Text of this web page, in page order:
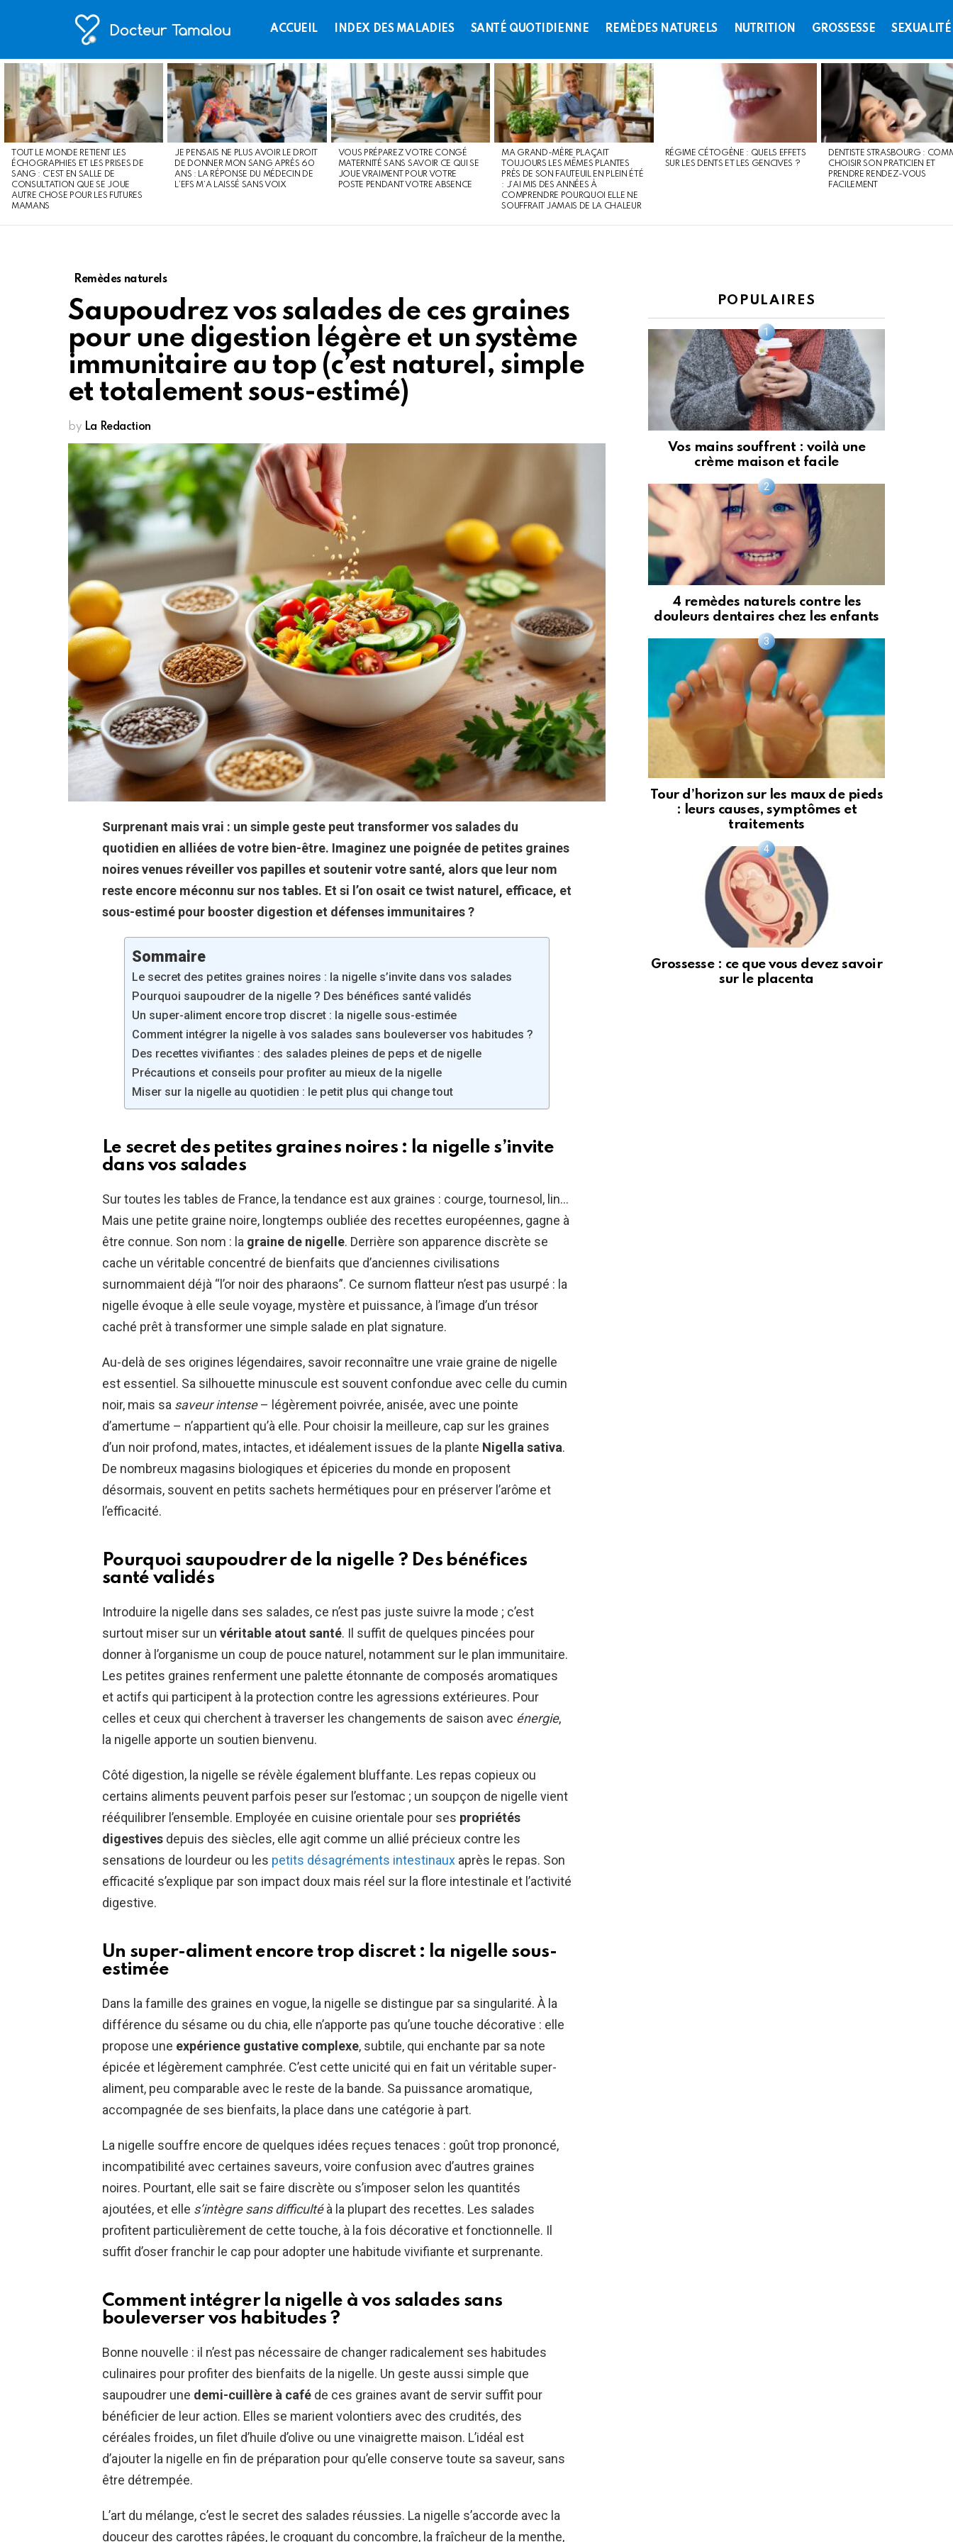
ACCUEIL INDEX DES MALADIES SANTÉ QUOTIDIENNE REMÈDES NATURELS NUTRITION GROSSESSE SEXUALITÉ
LATEST
STORIES
TOUT LE MONDE RETIENT LES
ÉCHOGRAPHIES ET LES PRISES DE
SANG : C’EST EN SALLE DE
CONSULTATION QUE SE JOUE
AUTRE CHOSE POUR LES FUTURES
MAMANS
JE PENSAIS NE PLUS AVOIR LE DROIT
DE DONNER MON SANG APRÈS 60
ANS : LA RÉPONSE DU MÉDECIN DE
L’EFS M’A LAISSÉ SANS VOIX
VOUS PRÉPAREZ VOTRE CONGÉ
MATERNITÉ SANS SAVOIR CE QUI SE
JOUE VRAIMENT POUR VOTRE
POSTE PENDANT VOTRE ABSENCE
MA GRAND-MÈRE PLAÇAIT
TOUJOURS LES MÊMES PLANTES
PRÈS DE SON FAUTEUIL EN PLEIN ÉTÉ
: J’AI MIS DES ANNÉES À
COMPRENDRE POURQUOI ELLE NE
SOUFFRAIT JAMAIS DE LA CHALEUR
RÉGIME CÉTOGÈNE : QUELS EFFETS
SUR LES DENTS ET LES GENCIVES ?
DENTISTE STRASBOURG :
CHOISIR SON PRATICIEN ET
PRENDRE RENDEZ-VOUS
FACILEMENT
Remèdes naturels
Saupoudrez vos salades de ces graines
pour une digestion légère et un système
immunitaire au top (c’est naturel, simple
et totalement sous-estimé)
by La Redaction
Surprenant mais vrai : un simple geste peut transformer vos salades du
quotidien en alliées de votre bien-être. Imaginez une poignée de petites graines
noires venues réveiller vos papilles et soutenir votre santé, alors que leur nom
reste encore méconnu sur nos tables. Et si l’on osait ce twist naturel, efficace, et
sous-estimé pour booster digestion et défenses immunitaires ?
Sommaire
Le secret des petites graines noires : la nigelle s’invite dans vos salades
Pourquoi saupoudrer de la nigelle ? Des bénéfices santé validés
Un super-aliment encore trop discret : la nigelle sous-estimée
Comment intégrer la nigelle à vos salades sans bouleverser vos habitudes ?
Des recettes vivifiantes : des salades pleines de peps et de nigelle
Précautions et conseils pour profiter au mieux de la nigelle
Miser sur la nigelle au quotidien : le petit plus qui change tout
Le secret des petites graines noires : la nigelle s’invite
dans vos salades
Sur toutes les tables de France, la tendance est aux graines : courge, tournesol, lin…
Mais une petite graine noire, longtemps oubliée des recettes européennes, gagne à
être connue. Son nom : la graine de nigelle. Derrière son apparence discrète se
cache un véritable concentré de bienfaits que d’anciennes civilisations
surnommaient déjà “l’or noir des pharaons”. Ce surnom flatteur n’est pas usurpé : la
nigelle évoque à elle seule voyage, mystère et puissance, à l’image d’un trésor
caché prêt à transformer une simple salade en plat signature.
Au-delà de ses origines légendaires, savoir reconnaître une vraie graine de nigelle
est essentiel. Sa silhouette minuscule est souvent confondue avec celle du cumin
noir, mais sa saveur intense– légèrement poivrée, anisée, avec une pointe
d’amertume – n’appartient qu’à elle. Pour choisir la meilleure, cap sur les graines
d’un noir profond, mates, intactes, et idéalement issues de la plante Nigella sativa.
De nombreux magasins biologiques et épiceries du monde en proposent
désormais, souvent en petits sachets hermétiques pour en préserver l’arôme et
l’efficacité.
Pourquoi saupoudrer de la nigelle ? Des bénéfices
santé validés
Introduire la nigelle dans ses salades, ce n’est pas juste suivre la mode ; c’est
surtout miser sur un véritable atout santé. Il suffit de quelques pincées pour
donner à l’organisme un coup de pouce naturel, notamment sur le plan immunitaire.
Les petites graines renferment une palette étonnante de composés aromatiques
et actifs qui participent à la protection contre les agressions extérieures. Pour
celles et ceux qui cherchent à traverser les changements de saison avec énergie,
la nigelle apporte un soutien bienvenu.
Côté digestion, la nigelle se révèle également bluffante. Les repas copieux ou
certains aliments peuvent parfois peser sur l’estomac ; un soupçon de nigelle vient
rééquilibrer l’ensemble. Employée en cuisine orientale pour ses propriétés
digestives depuis des siècles, elle agit comme un allié précieux contre les
sensations de lourdeur ou les petits désagréments intestinaux après le repas. Son
efficacité s’explique par son impact doux mais réel sur la flore intestinale et l’activité
digestive.
Un super-aliment encore trop discret : la nigelle sous-
estimée
Dans la famille des graines en vogue, la nigelle se distingue par sa singularité. À la
différence du sésame ou du chia, elle n’apporte pas qu’une touche décorative : elle
propose une expérience gustative complexe, subtile, qui enchante par sa note
épicée et légèrement camphrée. C’est cette unicité qui en fait un véritable super-
aliment, peu comparable avec le reste de la bande. Sa puissance aromatique,
accompagnée de ses bienfaits, la place dans une catégorie à part.
La nigelle souffre encore de quelques idées reçues tenaces : goût trop prononcé,
incompatibilité avec certaines saveurs, voire confusion avec d’autres graines
noires. Pourtant, elle sait se faire discrète ou s’imposer selon les quantités
ajoutées, et elle s’intègre sans difficultéà la plupart des recettes. Les salades
profitent particulièrement de cette touche, à la fois décorative et fonctionnelle. Il
suffit d’oser franchir le cap pour adopter une habitude vivifiante et surprenante.
Comment intégrer la nigelle à vos salades sans
bouleverser vos habitudes ?
Bonne nouvelle : il n’est pas nécessaire de changer radicalement ses habitudes
culinaires pour profiter des bienfaits de la nigelle. Un geste aussi simple que
saupoudrer une demi-cuillère à café de ces graines avant de servir suffit pour
bénéficier de leur action. Elles se marient volontiers avec des crudités, des
céréales froides, un filet d’huile d’olive ou une vinaigrette maison. L’idéal est
d’ajouter la nigelle en fin de préparation pour qu’elle conserve toute sa saveur, sans
être détrempée.
L’art du mélange, c’est le secret des salades réussies. La nigelle s’accorde avec la
douceur des carottes râpées, le croquant du concombre, la fraîcheur de la menthe,
POPULAIRES
Vos mains souffrent : voilà une
crème maison et facile
4 remèdes naturels contre les
douleurs dentaires chez les enfants
Tour d’horizon sur les maux de pieds
: leurs causes, symptômes et
traitements
Grossesse : ce que vous devez savoir
sur le placenta